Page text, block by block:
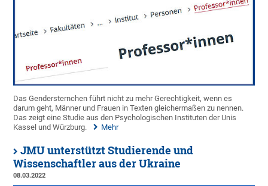
Das Gendersternchen führt nicht zu mehr Gerechtigkeit, wenn es
darum geht, Männer und Frauen in Texten gleichermaßen zu nennen.
Das zeigt eine Studie aus den Psychologischen Instituten der Unis
Kassel und Würzburg.
Mehr
JMU unterstützt Studierende und
Wissenschaftler aus der Ukraine
08.03.2022